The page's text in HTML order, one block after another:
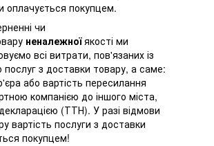
оплачується покупцем.
чи
неналежноїякості ми
всі витрати, пов'язаних із
послуг з доставки товару, а саме:
або вартість пересилання
компанією до іншого міста,
(ТТН). У разі відмови
вартість послуги з доставки
покупцем!